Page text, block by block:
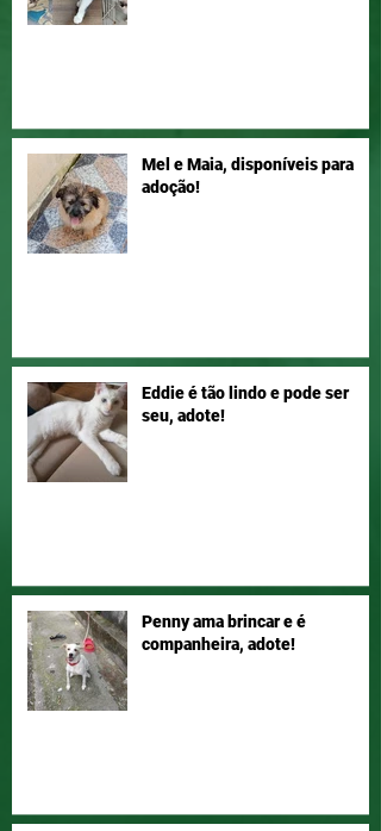
Mel e Maia, disponíveis para
adoção!
Eddie é tão lindo e pode ser
seu, adote!
Penny ama brincar e é
companheira, adote!